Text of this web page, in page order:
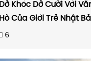
Dở Khóc Dở Cười Với
Hò Của Giới Trẻ Nhật
6